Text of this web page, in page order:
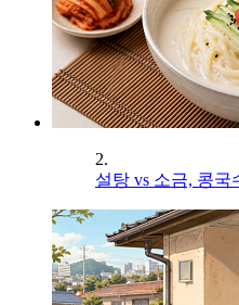
2.
설탕 vs 소금, 콩국